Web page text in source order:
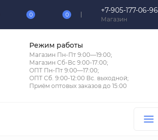
0 0 +7-905-177-06-96
Магазин
Режим работы
Магазин Пн-Пт 9:00—19:00;
Магазин Сб-Вс 9:00-17:00;
ОПТ Пн-Пт 9:00—17:00;
ОПТ Сб. 9:00-12:00 Вс. выходной;
Приём оптовых заказов до 15:00